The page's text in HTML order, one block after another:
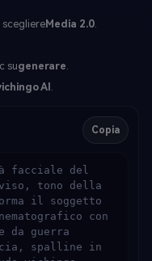
scegliere Media 2.0.
sugenerare.
AI .
Copia
facciale del
tono della
il soggetto
con
guerra
spalline in